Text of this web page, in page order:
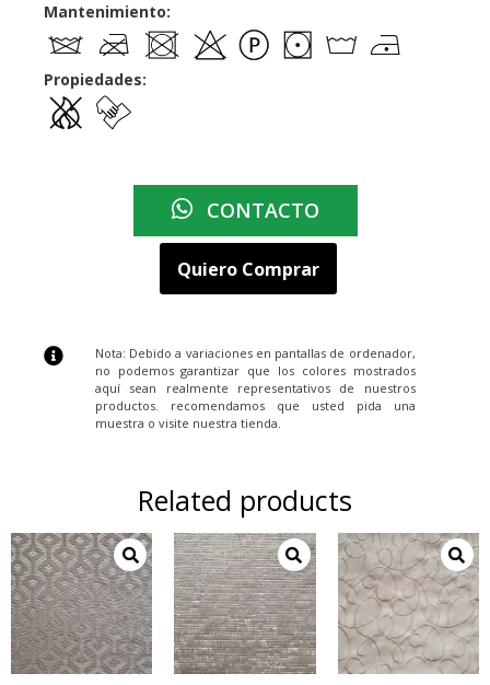
Mantenimiento:
Propiedades:
CONTACTO
Quiero Comprar
Nota: Debido a variaciones en pantallas de ordenador,
no podemos garantizar que los colores mostrados
aquí sean realmente representativos de nuestros
productos. recomendamos que usted pida una
muestra o visite nuestra tienda.
Related products